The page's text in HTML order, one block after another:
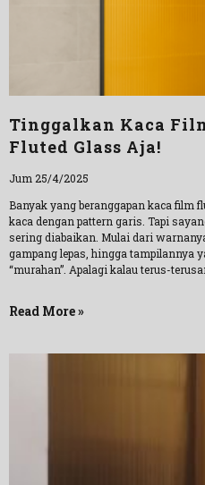
Tinggalkan Kaca
Fluted Glass Aja!
Jum 25/4/2025
Banyak yang beranggapan kaca film
kaca dengan pattern garis. Tapi
sering diabaikan. Mulai dari
gampang lepas, hingga tampilannya
“murahan”. Apalagi kalau terus-
Read More »